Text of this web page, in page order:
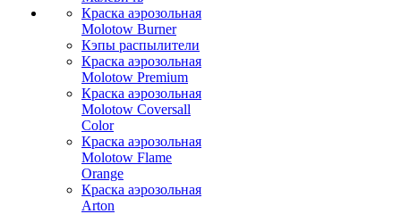
Краска аэрозольная
Molotow Burner
Кэпы распылители
Краска аэрозольная
Molotow Premium
Краска аэрозольная
Molotow Coversall
Color
Краска аэрозольная
Molotow Flame
Orange
Краска аэрозольная
Arton